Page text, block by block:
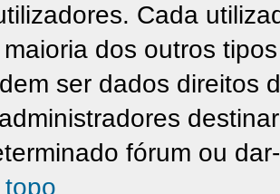
Cada
dos outros
ser dados direitos
fórum ou